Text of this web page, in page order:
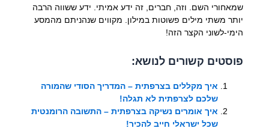
שמאחורי השם. וזה, חברים, זה ידע אמיתי. ידע ששווה הרבה
יותר משתי מילים פשוטות במילון. מקווים שנהניתם מהמסע
הימי-לשוני הקצר הזה!
פוסטים קשורים לנושא:
איך מקללים בצרפתית – המדריך הסודי שהמורה
שלכם לצרפתית לא תגלה!
איך אומרים נשיקה בצרפתית – התשובה הרומנטית
שכל ישראלי חייב להכיר!